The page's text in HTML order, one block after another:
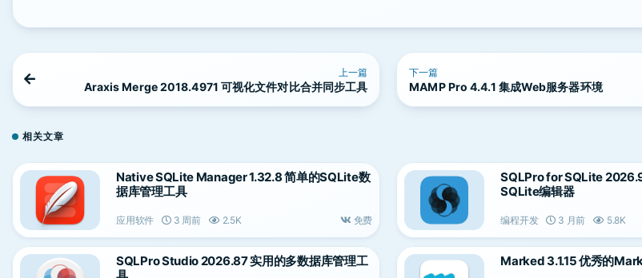
上一篇
Araxis Merge 2018.4971 可视化文件对比合并同步工具
下一篇
MAMP Pro 4.4.1 集成Web服务器环境
相关文章
Native SQLite Manager 1.32.8 简单的SQLite数
据库管理工具
应用软件 3 周前 2.5K 免费
SQLPro for SQLite
SQLite编辑器
编程开发 3 月前 5.8K
SQLPro Studio 2026.87 实用的多数据库管理工
Marked 3.1.15 优秀的